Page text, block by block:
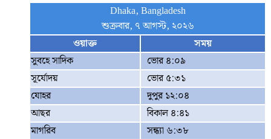
Dhaka, Bangladesh
শুক্রবার, ৭ আগস্ট, ২০২৬
ওয়াক্ত
সময়
সুবহে সাদিক
ভোর ৪:০৯
সূর্যোদয়
ভোর ৫:৩১
যোহর
দুপুর ১২:০৪
আছর
বিকাল ৪:৪১
মাগরিব
সন্ধ্যা ৬:৩৮